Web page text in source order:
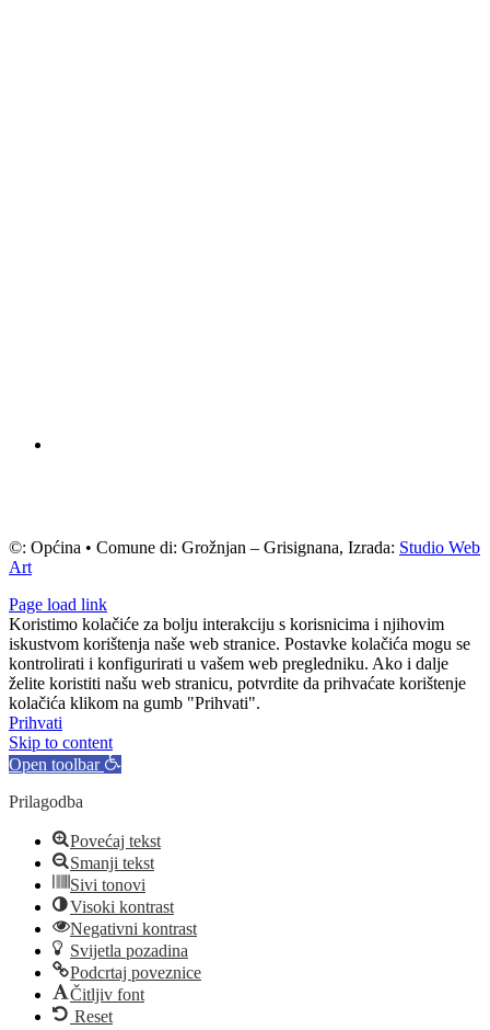
©: Općina • Comune di: Grožnjan – Grisignana, Izrada: Studio Web
Art
Page load link
Koristimo kolačiće za bolju interakciju s korisnicima i njihovim
iskustvom korištenja naše web stranice. Postavke kolačića mogu se
kontrolirati i konfigurirati u vašem web pregledniku. Ako i dalje
želite koristiti našu web stranicu, potvrdite da prihvaćate korištenje
kolačića klikom na gumb "Prihvati".
Prihvati
Skip to content
Open toolbar
Prilagodba
Povećaj tekst
Smanji tekst
Sivi tonovi
Visoki kontrast
Negativni kontrast
Svijetla pozadina
Podcrtaj poveznice
Čitljiv font
Reset